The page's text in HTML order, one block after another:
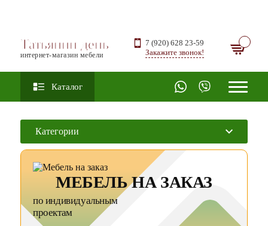
Татьянин день
интернет-магазин мебели
7 (920) 628 23-59
Закажите звонок!
Каталог
Категории
МЕБЕЛЬ НА ЗАКАЗ
по индивидуальным
проектам